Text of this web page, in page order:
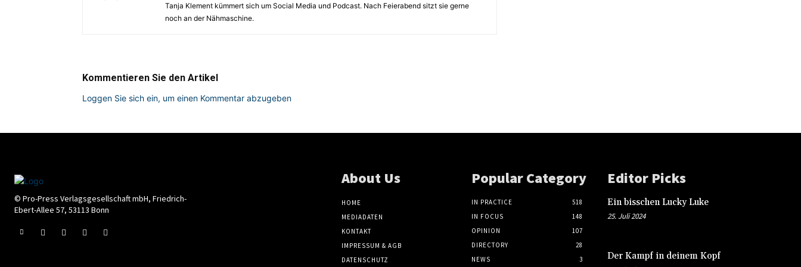
Tanja Klement kümmert sich um Social Media und Podcast. Nach Feierabend sitzt sie gerne
noch an der Nähmaschine.
Kommentieren Sie den Artikel
Loggen Sie sich ein, um einen Kommentar abzugeben
© Pro-Press Verlagsgesellschaft mbH, Friedrich-
Ebert-Allee 57, 53113 Bonn
About Us
HOME
MEDIADATEN
KONTAKT
IMPRESSUM & AGB
DATENSCHUTZ
Popular Category
IN PRACTICE
518
IN FOCUS
148
OPINION
107
DIRECTORY
28
NEWS
3
Editor Picks
Ein bisschen Lucky Luke
25. Juli 2024
Der Kampf in deinem Kopf